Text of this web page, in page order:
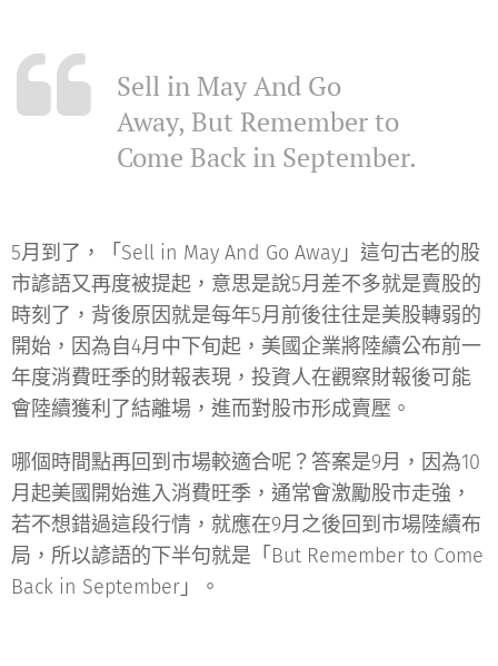
Sell in May And Go
Away, But Remember to
Come Back in September.
5月到了，「Sell in May And Go Away」這句古老的股
市諺語又再度被提起，意思是說5月差不多就是賣股的
時刻了，背後原因就是每年5月前後往往是美股轉弱的
開始，因為自4月中下旬起，美國企業將陸續公布前一
年度消費旺季的財報表現，投資人在觀察財報後可能
會陸續獲利了結離場，進而對股市形成賣壓。
哪個時間點再回到市場較適合呢？答案是9月，因為10
月起美國開始進入消費旺季，通常會激勵股市走強，
若不想錯過這段行情，就應在9月之後回到市場陸續布
局，所以諺語的下半句就是「But Remember to Come
Back in September」。